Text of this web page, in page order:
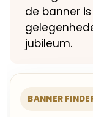
de banner
jubileum.
BANNER